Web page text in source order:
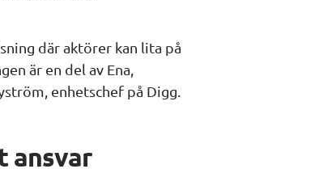
där aktörer kan lita på
är en del av Ena,
enhetschef på Digg.
ansvar